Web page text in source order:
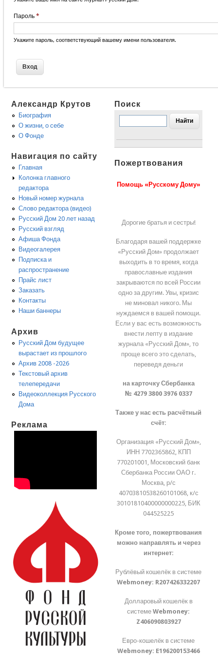
Пароль *
Укажите пароль, соответствующий вашему имени пользователя.
Александр Крутов
Биография
О жизни, о себе
О Фонде
Навигация по сайту
Главная
Колонка главного
редактора
Новый номер журнала
Слово редактора (видео)
Русский Дом 20 лет назад
Русский взгляд
Афиша Фонда
Видеогалерея
Подписка и
распространение
Прайс лист
Заказать
Контакты
Наши баннеры
Архив
Русский Дом будущее
вырастает из прошлого
Архив 2008 -2026
Текстовый архив
телепередачи
Видеоколлекция Русского
Дома
Реклама
Поиск
Пожертвования
Помощь «Русскому Дому»
Дорогие братья и сестры!
Благодаря вашей поддержке
«Русский Дом» продолжает
выходить в то время, когда
православные издания
закрываются по всей России
одно за другим. Увы, кризис
не миновал никого. Мы
нуждаемся в вашей помощи.
Если у вас есть возможность
внести лепту в издание
журнала «Русский Дом», то
проще всего это сделать,
переведя деньги
на карточку Сбербанка
№ 4279 3800 3976 0337
Также у нас есть расчётный
счёт:
Организация «Русский Дом»,
ИНН 7702365862, КПП
770201001, Московский банк
Сбербанка России ОАО г.
Москва, р/с
40703810538260101068, к/с
30101810400000000225, БИК
044525225
Кроме того, пожертвования
можно направлять и через
интернет:
Рублёвый кошелёк в системе
Webmoney: R207426332207
Долларовый кошелёк в
системеWebmoney:
Z406090803927
Евро-кошелёк в системе
Webmoney: E196200153466